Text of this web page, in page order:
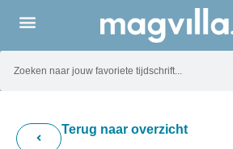
Terug naar overzicht